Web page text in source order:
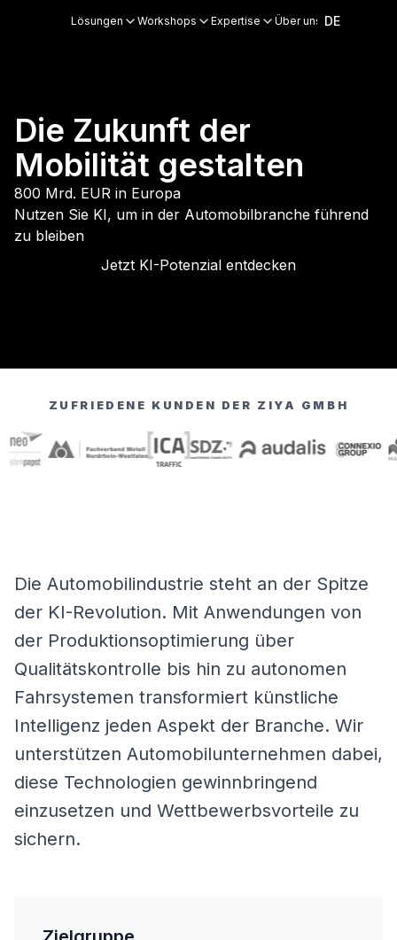
Lösungen Workshops Expertise Über uns Blog
DE
Lösungen Workshops Expertise Über uns Blog
DE
Die Zukunft der
Mobilität gestalten
800 Mrd. EUR in Europa
Nutzen Sie KI, um in der Automobilbranche führend
zu bleiben
Jetzt KI-Potenzial entdecken
ZUFRIEDENE KUNDEN DER ZIYA GMBH
Die Automobilindustrie steht an der Spitze
der KI-Revolution. Mit Anwendungen von
der Produktionsoptimierung über
Qualitätskontrolle bis hin zu autonomen
Fahrsystemen transformiert künstliche
Intelligenz jeden Aspekt der Branche. Wir
unterstützen Automobilunternehmen dabei,
diese Technologien gewinnbringend
einzusetzen und Wettbewerbsvorteile zu
sichern.